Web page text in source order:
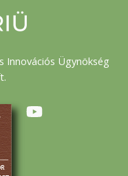
Innovációs Ügynökség